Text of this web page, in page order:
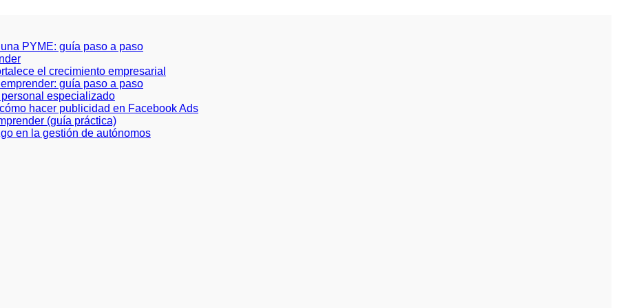
PYME: guía paso a paso
el crecimiento empresarial
guía paso a paso
especializado
hacer publicidad en Facebook Ads
(guía práctica)
en la gestión de autónomos